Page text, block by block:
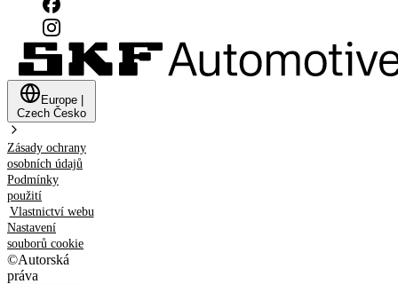
Europe
Czech Česko
Zásady ochrany
osobních údajů
Podmínky
použití
Vlastnictví webu
Nastavení
souborů cookie
©Autorská
práva